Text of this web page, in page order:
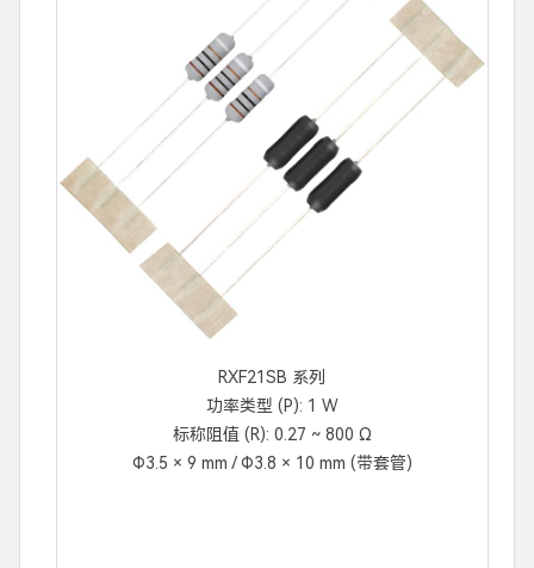
RXF21SB 系列
功率类型 (P): 1 W
标称阻值 (R): 0.27 ~ 800 Ω
Φ3.5 × 9 mm / Φ3.8 × 10 mm (带套管)